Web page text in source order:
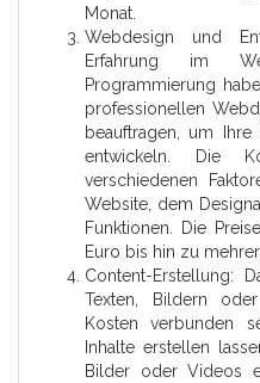
Monat.
Webdesign und
Erfahrung im
Programmierung
professionellen
beauftragen, um
entwickeln. Die
verschiedenen
Website, dem
Funktionen. Die
Euro bis hin zu
Content-Erstellung:
Texten, Bildern
Kosten verbunden
Inhalte erstellen
Bilder oder Videos